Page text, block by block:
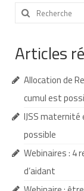
Nos
Les
Aide aux
Rechercher
:
Articles
Allocation de
cumul est
IJSS maternité
possible
Webinaires : 4
d’aidant